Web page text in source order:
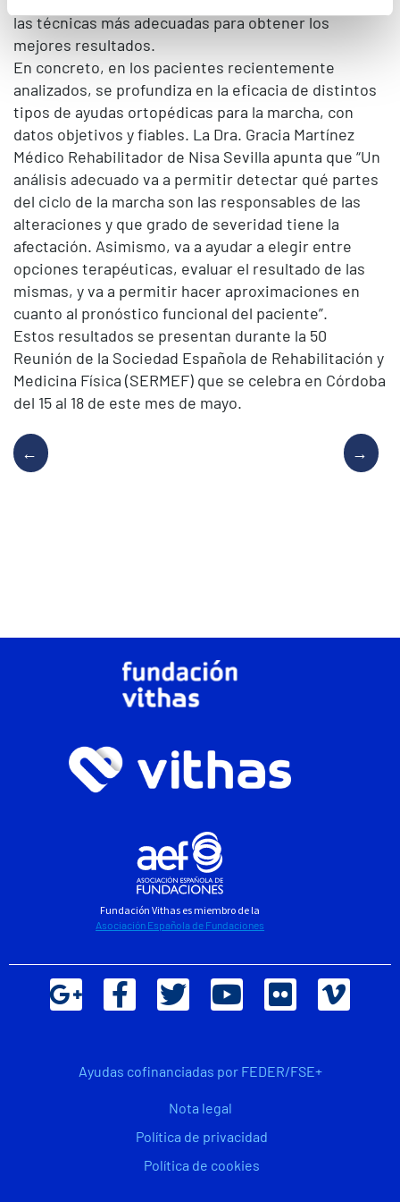
las técnicas más adecuadas para obtener los
mejores resultados.
En concreto, en los pacientes recientemente
analizados, se profundiza en la eficacia de distintos
tipos de ayudas ortopédicas para la marcha, con
datos objetivos y fiables. La Dra. Gracia Martínez
Médico Rehabilitador de Nisa Sevilla apunta que “Un
análisis adecuado va a permitir detectar qué partes
del ciclo de la marcha son las responsables de las
alteraciones y que grado de severidad tiene la
afectación. Asimismo, va a ayudar a elegir entre
opciones terapéuticas, evaluar el resultado de las
mismas, y va a permitir hacer aproximaciones en
cuanto al pronóstico funcional del paciente”.
Estos resultados se presentan durante la 50
Reunión de la Sociedad Española de Rehabilitación y
Medicina Física (SERMEF) que se celebra en Córdoba
del 15 al 18 de este mes de mayo.
Fundación Vithas es miembro de la
Asociación Española de Fundaciones
Ayudas cofinanciadas por FEDER/FSE+
Nota legal
Política de privacidad
Política de cookies